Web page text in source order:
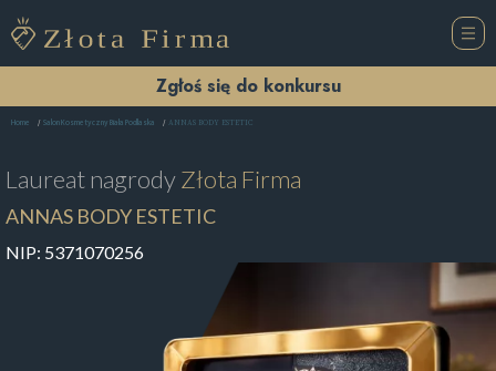
Zgłoś się do konkursu
Home Salon Kosmetyczny Biała Podlaska ANNAS BODY ESTETIC
Laureat nagrodyZłota Firma
ANNAS BODY ESTETIC
NIP: 5371070256